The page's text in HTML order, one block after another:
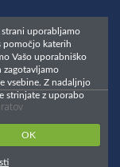
strani uporabljamo
pomočjo katerih
Vašo uporabniško
zagotavljamo
vsebine. Z nadaljnjo
strinjate z uporabo
OK